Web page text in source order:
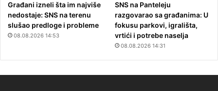
Građani izneli šta im najviše
nedostaje: SNS na terenu
slušao predloge i probleme
08.08.2026 14:53
SNS na Panteleju
razgovarao sa građanima: U
fokusu parkovi, igrališta,
vrtići i potrebe naselja
08.08.2026 14:31